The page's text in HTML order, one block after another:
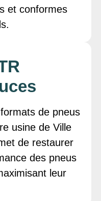
et conformes
de pneus
usine de Ville
de restaurer
des pneus
leur